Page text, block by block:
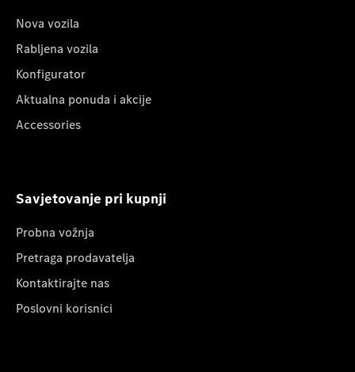
Nova vozila
Rabljena vozila
Konfigurator
Aktualna ponuda i akcije
Accessories
Savjetovanje pri kupnji
Probna vožnja
Pretraga prodavatelja
Kontaktirajte nas
Poslovni korisnici